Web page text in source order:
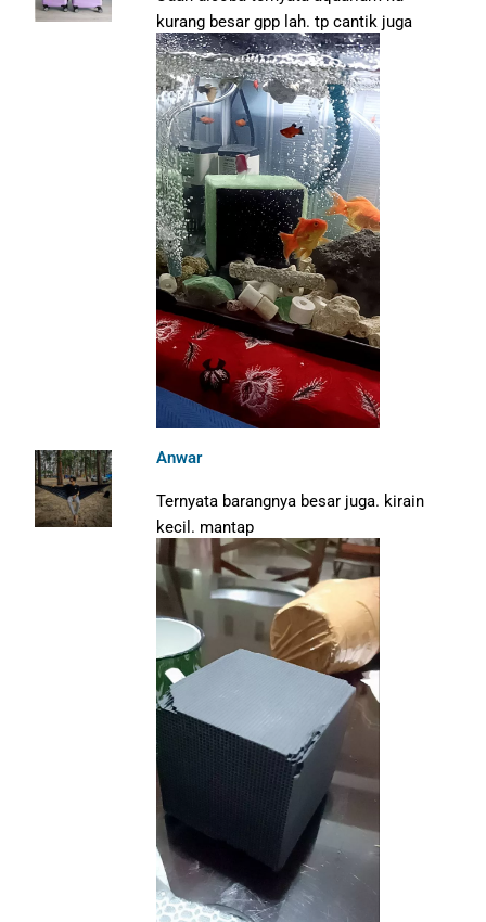
kurang besar gpp lah. tp cantik juga
Anwar
Ternyata barangnya besar juga. kirain
kecil. mantap